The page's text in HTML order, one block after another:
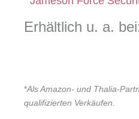
Erhältlich u. a.
*Als Amazon- und Thalia-
qualifizierten Verkäufen.